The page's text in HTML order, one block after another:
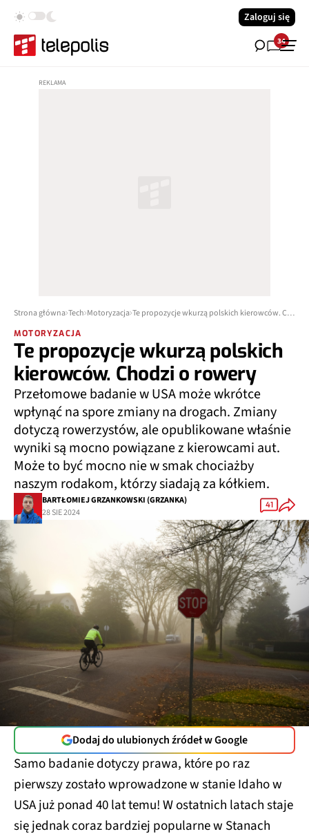
Zaloguj się
34
Strona główna Tech Motoryzacja Te propozycje wkurzą polskich kierowców. Chodzi o rowery
MOTORYZACJA
Te propozycje wkurzą polskich
kierowców. Chodzi o rowery
Przełomowe badanie w USA może wkrótce
wpłynąć na spore zmiany na drogach. Zmiany
dotyczą rowerzystów, ale opublikowane właśnie
wyniki są mocno powiązane z kierowcami aut.
Może to być mocno nie w smak chociażby
naszym rodakom, którzy siadają za kółkiem.
BARTŁOMIEJ GRZANKOWSKI (GRZANKA)
28 SIE 2024
41
Dodaj do ulubionych źródeł w Google
Samo badanie dotyczy prawa, które po raz
pierwszy zostało wprowadzone w stanie Idaho w
USA już ponad 40 lat temu! W ostatnich latach staje
się jednak coraz bardziej popularne w Stanach